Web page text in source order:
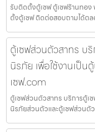
รับติดตั้งตู้เซฟ ตู้เซฟร้านทอง
ตั้งตู้เซฟ ติดต่อสอบถามได้ตล
ตู้เซฟส่วนตัวสาทร บริ
นิรภัย เพื่อใช้งานเป็
เซฟ.com
ตู้เซฟส่วนตัวสาทร บริการตู้เ
นิรภัยส่วนตัวและตู้เซฟส่วน